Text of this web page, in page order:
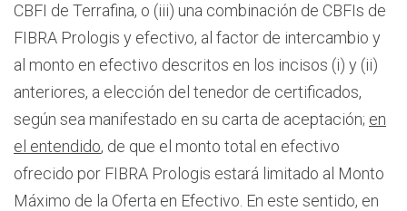
CBFI de Terrafina, o (iii) una combinación de CBFIs de
FIBRA Prologis y efectivo, al factor de intercambio y
al monto en efectivo descritos en los incisos (i) y (ii)
anteriores, a elección del tenedor de certificados,
según sea manifestado en su carta de aceptación; en
el entendido, de que el monto total en efectivo
ofrecido por FIBRA Prologis estará limitado al Monto
Máximo de la Oferta en Efectivo. En este sentido, en